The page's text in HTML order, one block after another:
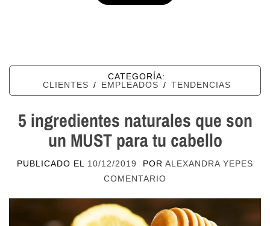
CATEGORÍA:
CLIENTES / EMPLEADOS / TENDENCIAS
5 ingredientes naturales que son
un MUST para tu cabello
PUBLICADO EL 10/12/2019 POR ALEXANDRA YEPES
COMENTARIO